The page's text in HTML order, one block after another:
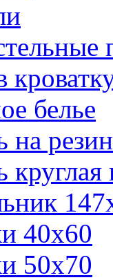
белье
на
40х60
50х70